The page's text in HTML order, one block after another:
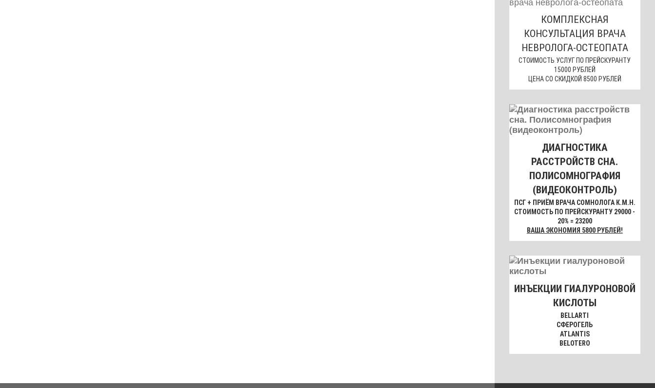
КОМПЛЕКСНАЯ
КОНСУЛЬТАЦИЯ ВРАЧА
НЕВРОЛОГА-ОСТЕОПАТА
СТОИМОСТЬ УСЛУГ ПО ПРЕЙСКУРАНТУ
15000 РУБЛЕЙ
ЦЕНА СО СКИДКОЙ 8500 РУБЛЕЙ
ДИАГНОСТИКА
РАССТРОЙСТВ СНА.
ПОЛИСОМНОГРАФИЯ
(ВИДЕОКОНТРОЛЬ)
ПСГ + ПРИЁМ ВРАЧА СОМНОЛОГА К.М.Н.
СТОИМОСТЬ ПО ПРЕЙСКУРАНТУ 29000 -
20% = 23200
ВАША ЭКОНОМИЯ 5800 РУБЛЕЙ!
ИНЪЕКЦИИ ГИАЛУРОНОВОЙ
КИСЛОТЫ
BELLARTI
СФЕРОГЕЛЬ
ATLANTIS
BELOTERO